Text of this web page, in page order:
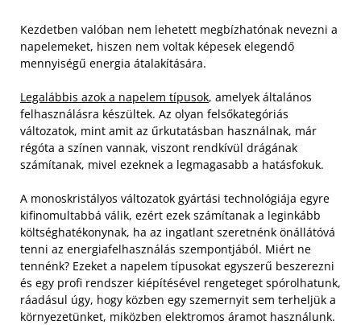
Kezdetben valóban nem lehetett megbízhatónak nevezni a
napelemeket, hiszen nem voltak képesek elegendő
mennyiségű energia átalakítására.
Legalábbis azok a napelem típusok, amelyek általános
felhasználásra készültek. Az olyan felsőkategóriás
változatok, mint amit az űrkutatásban használnak, már
régóta a színen vannak, viszont rendkívül drágának
számítanak, mivel ezeknek a legmagasabb a hatásfokuk.
A monoskristályos változatok gyártási technológiája egyre
kifinomultabbá válik, ezért ezek számítanak a leginkább
költséghatékonynak, ha az ingatlant szeretnénk önállátóvá
tenni az energiafelhasználás szempontjából. Miért ne
tennénk? Ezeket a napelem típusokat egyszerű beszerezni
és egy profi rendszer kiépítésével rengeteget spórolhatunk,
ráadásul úgy, hogy közben egy szemernyit sem terheljük a
környezetünket, miközben elektromos áramot használunk.